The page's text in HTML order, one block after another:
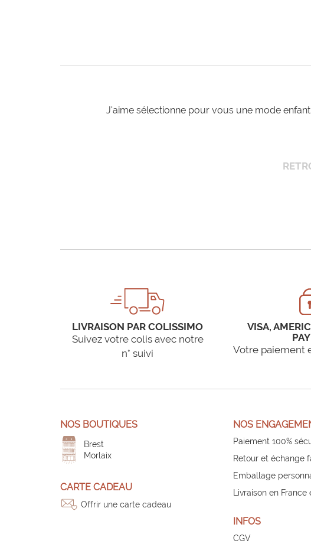
J'aime sélectionne pour vous une mode
LIVRAISON PAR COLISSIMO
Suivez votre colis avec notre
n° suivi
VISA,
Votre paiement
NOS BOUTIQUES
Brest
Morlaix
CARTE CADEAU
Offrir une carte cadeau
NOS
Paiement 100%
Retour et échange
Emballage
Livraison en
INFOS
CGV